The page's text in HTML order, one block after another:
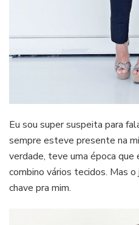
Eu sou super suspeita para
sempre esteve presente na
verdade, teve uma época que
combino vários tecidos. Mas
chave pra mim.